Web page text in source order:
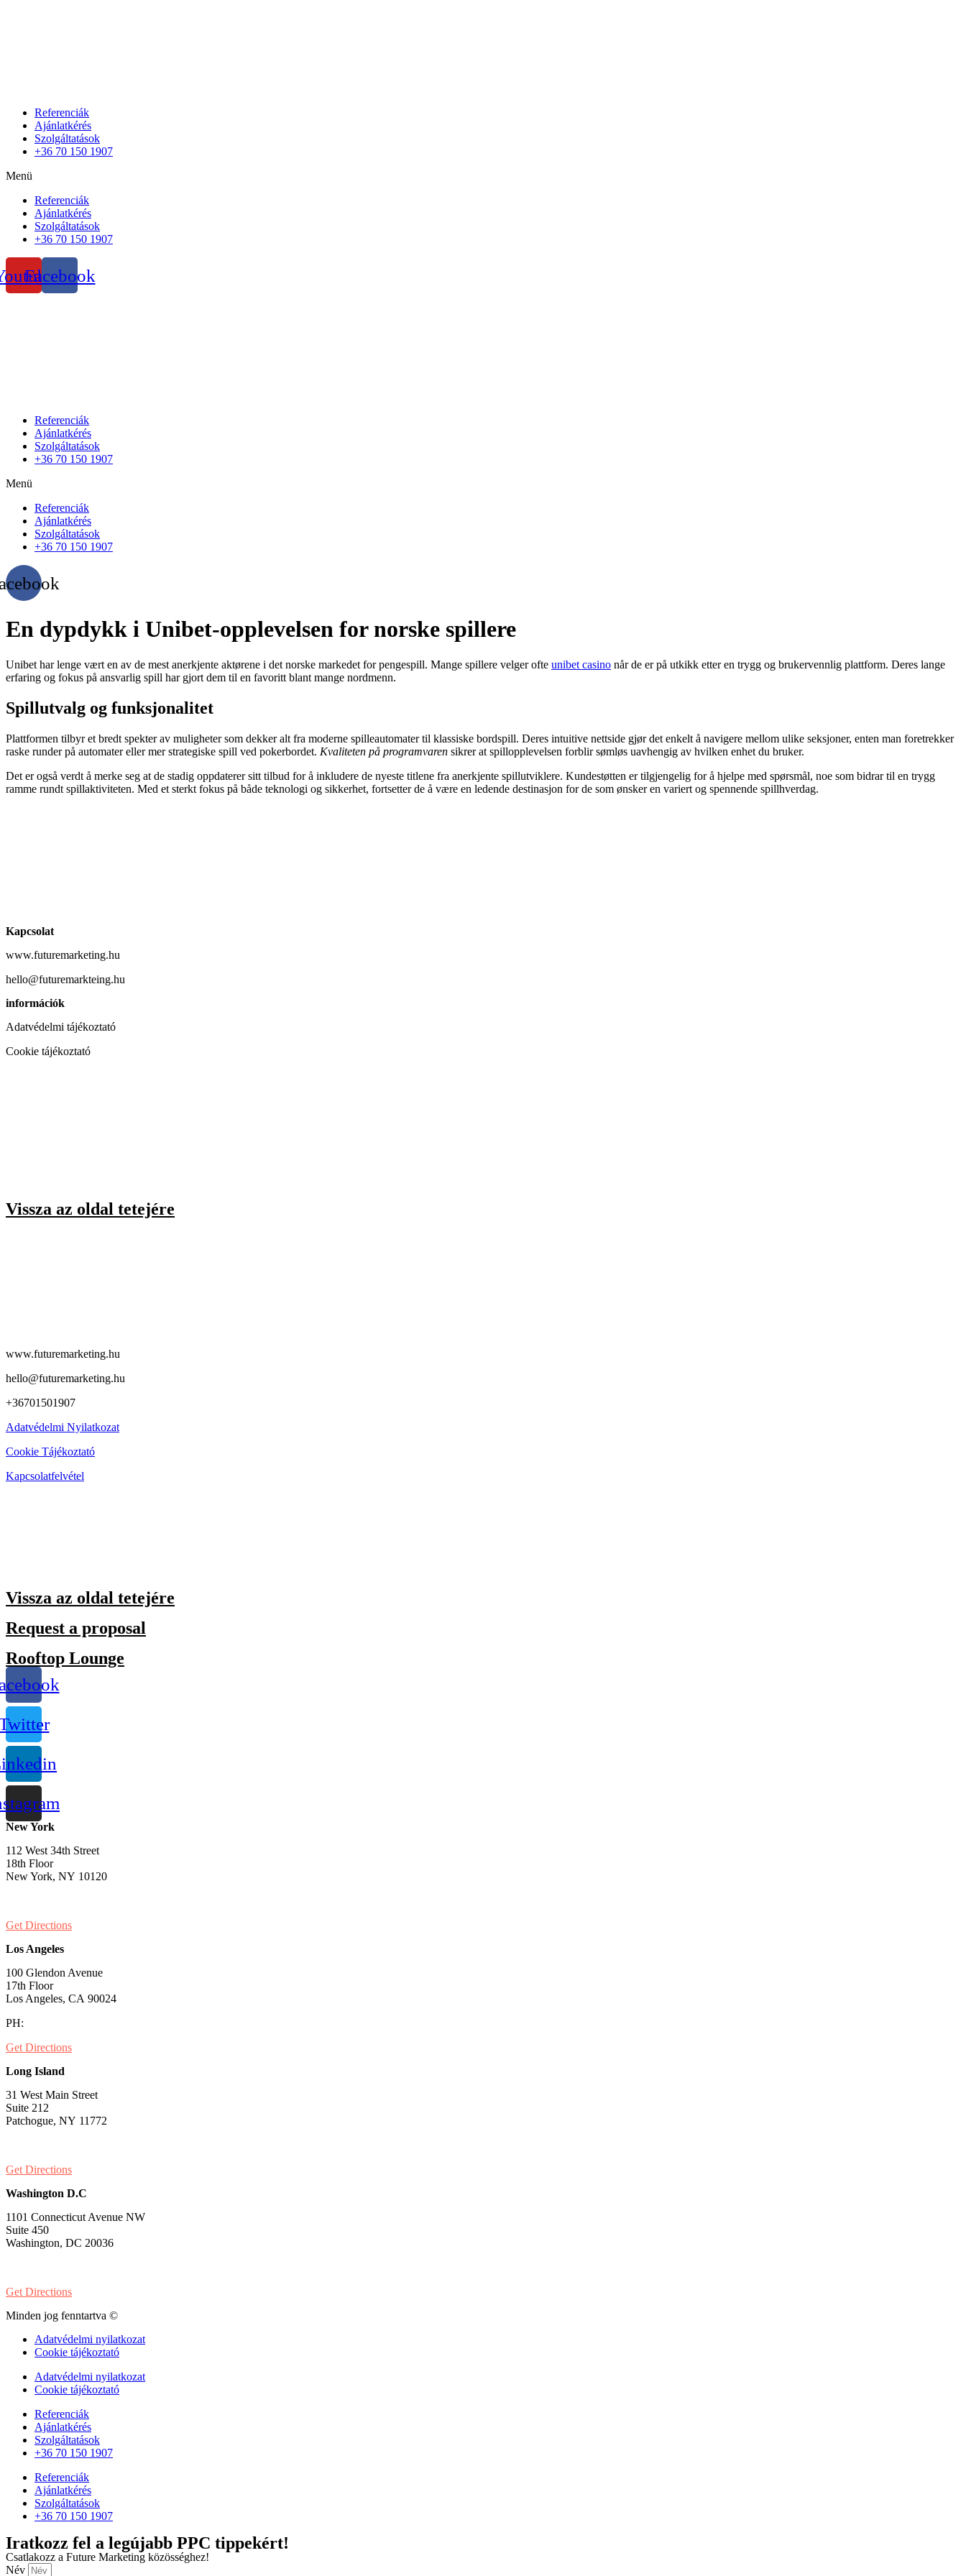
Referenciák
Ajánlatkérés
Szolgáltatások
+36 70 150 1907
Menü
Referenciák
Ajánlatkérés
Szolgáltatások
+36 70 150 1907
Facebook
Referenciák
Ajánlatkérés
Szolgáltatások
+36 70 150 1907
Menü
Referenciák
Ajánlatkérés
Szolgáltatások
+36 70 150 1907
En dypdykk i Unibet-opplevelsen for norske spillere
Unibet har lenge vært en av de mest anerkjente aktørene i det norske markedet for pengespill. Mange spillere velger ofte unibet casino når de er på utkikk etter en trygg og brukervennlig plattform. Deres lange
erfaring og fokus på ansvarlig spill har gjort dem til en favoritt blant mange nordmenn.
Spillutvalg og funksjonalitet
Plattformen tilbyr et bredt spekter av muligheter som dekker alt fra moderne spilleautomater til klassiske bordspill. Deres intuitive nettside gjør det enkelt å navigere mellom ulike seksjoner, enten man foretrekker
raske runder på automater eller mer strategiske spill ved pokerbordet. Kvaliteten på programvaren sikrer at spillopplevelsen forblir sømløs uavhengig av hvilken enhet du bruker.
Det er også verdt å merke seg at de stadig oppdaterer sitt tilbud for å inkludere de nyeste titlene fra anerkjente spillutviklere. Kundestøtten er tilgjengelig for å hjelpe med spørsmål, noe som bidrar til en trygg
ramme rundt spillaktiviteten. Med et sterkt fokus på både teknologi og sikkerhet, fortsetter de å være en ledende destinasjon for de som ønsker en variert og spennende spillhverdag.
Kapcsolat
www.futuremarketing.hu
hello@futuremarkteing.hu
információk
Adatvédelmi tájékoztató
Cookie tájékoztató
Vissza az oldal tetejére
www.futuremarketing.hu
hello@futuremarketing.hu
+36701501907
Adatvédelmi Nyilatkozat
Cookie Tájékoztató
Kapcsolatfelvétel
Vissza az oldal tetejére
Request a proposal
Rooftop Lounge
New York
112 West 34th Street
18th Floor
New York, NY 10120
Get Directions
Los Angeles
100 Glendon Avenue
17th Floor
Los Angeles, CA 90024
PH:
Get Directions
Long Island
31 West Main Street
Suite 212
Patchogue, NY 11772
Get Directions
Washington D.C
1101 Connecticut Avenue NW
Suite 450
Washington, DC 20036
Get Directions
Minden jog fenntartva ©
Adatvédelmi nyilatkozat
Cookie tájékoztató
Adatvédelmi nyilatkozat
Cookie tájékoztató
Referenciák
Ajánlatkérés
Szolgáltatások
+36 70 150 1907
Referenciák
Ajánlatkérés
Szolgáltatások
+36 70 150 1907
Iratkozz fel a legújabb PPC tippekért!
Csatlakozz a Future Marketing közösséghez!
Név